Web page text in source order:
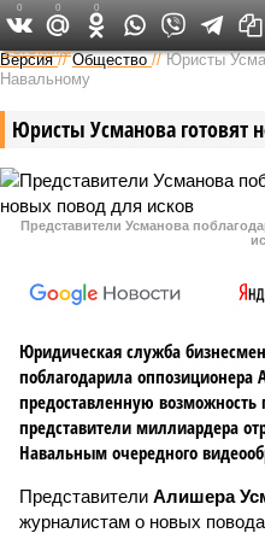
Версия //Общество //Юристы
Навальному
Юристы Усманова готовят
Представители Усманова
Юридическая служба
поблагодарила оппозиционера
предоставленную возможность
представители миллиардера
Навальным очередного
Представители Алишера
журналистам о новых
0 0 0